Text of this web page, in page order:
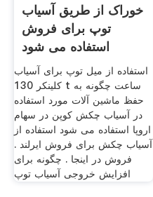
خوراک از طریق آسیاب
توپ برای فروش
استفاده می شود
استفاده از میل توپ برای آسیاب
کلینکر 130 t ساعت چگونه به
حفظ ماشین آلات مورد استفاده
در آسیاب چکش کوپن در سهام
اروپا استفاده می شود استفاده از
آسیاب چکش برای فروش ایرلند .
فروش در اینجا . چگونه برای
افزایش خروجی آسیاب توپ